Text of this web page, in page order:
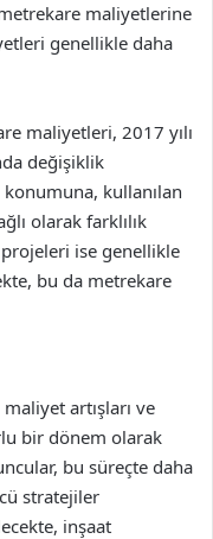
maliyetlerine
genellikle daha
maliyetleri, 2017 yılı
değişiklik
kullanılan
olarak farklılık
ise genellikle
bu da metrekare
artışları ve
bir dönem olarak
bu süreçte daha
stratejiler
inşaat